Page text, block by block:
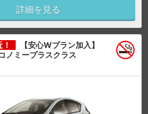
詳細を見る
【安心Wプラン加入】
ノミープラスクラス